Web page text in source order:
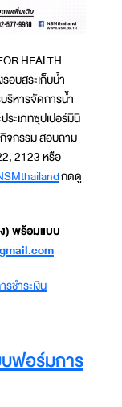
HEALTH
บสระเก็บน้ำ
ริหารจัดการน้ำ
ระเภทซุปเปอร์มินิ
จกรรม สอบถาม
2123 หรือ
กดดู
) พร้อมแบบ
ชำระเงิน
ฟอร์มการ